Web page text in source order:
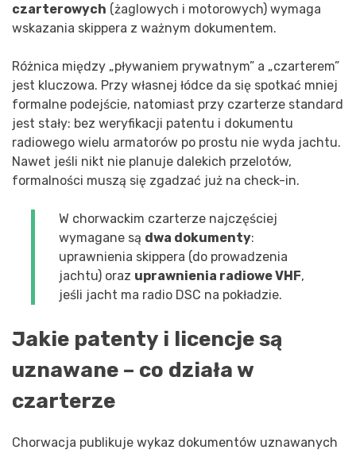
czarterowych (żaglowych i motorowych) wymaga
wskazania skippera z ważnym dokumentem.
Różnica między „pływaniem prywatnym” a „czarterem”
jest kluczowa. Przy własnej łódce da się spotkać mniej
formalne podejście, natomiast przy czarterze standard
jest stały: bez weryfikacji patentu i dokumentu
radiowego wielu armatorów po prostu nie wyda jachtu.
Nawet jeśli nikt nie planuje dalekich przelotów,
formalności muszą się zgadzać już na check-in.
W chorwackim czarterze najczęściej
wymagane są dwa dokumenty:
uprawnienia skippera (do prowadzenia
jachtu) oraz uprawnienia radiowe VHF,
jeśli jacht ma radio DSC na pokładzie.
Jakie patenty i licencje są
uznawane – co działa w
czarterze
Chorwacja publikuje wykaz dokumentów uznawanych